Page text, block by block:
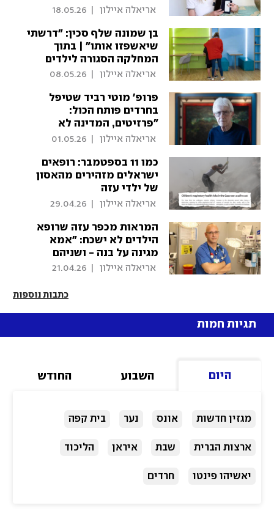
אריאלה איילון 18.05.26
בן שמונה שלף סכין: "דרשתי
שיאשפזו אותו" | בתוך
המחלקה הסגורה לילדים
אריאלה איילון 08.05.26
פרופ' מוטי רביד שטיפל
בחרדים פותח הכול:
"פרזיטים, המדינה לא
מעניינת אותם"
אריאלה איילון 01.05.26
כמו 11 בספטמבר: רופאים
ישראלים מזהירים מהאסון
של ילדי עזה
אריאלה איילון 29.04.26
המראות מכפר עזה שרופא
הילדים לא ישכח: "אמא
מגינה על בנה - ושניהם
ירויים"
אריאלה איילון 21.04.26
כתבות נוספות
תגיות חמות
היום השבוע החודש
מגזין חדשות אונס נער בית קפה
ארצות הברית שבת איראן הליכוד
יאשיהו פינטו חרדים